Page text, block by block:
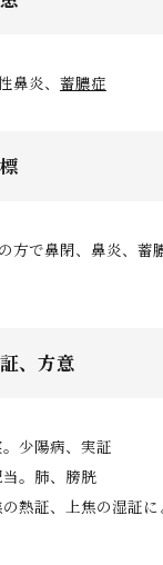
鼻炎、 蓄膿症
方で鼻閉、鼻炎、蓄
、方意
少陽病、実証
。肺、膀胱
熱証、上焦の湿証に